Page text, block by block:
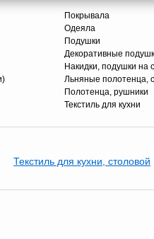
Покрывала
Одеяла
Подушки
Декоративные
Накидки, подушки на
Льняные полотенца,
Полотенца, рушники
Текстиль для кухни
Текстиль для кухни, столовой